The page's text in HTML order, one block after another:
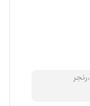
اپراتور دستگاه حفاری انفجاری (پانترا 1100،رنجر